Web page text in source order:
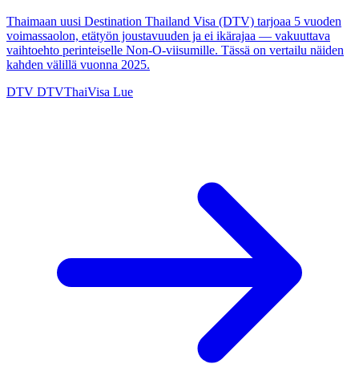
Thaimaan uusi Destination Thailand Visa (DTV) tarjoaa 5 vuoden
voimassaolon, etätyön joustavuuden ja ei ikärajaa — vakuuttava
vaihtoehto perinteiselle Non-O-viisumille. Tässä on vertailu näiden
kahden välillä vuonna 2025.
DTV DTVThaiVisa Lue